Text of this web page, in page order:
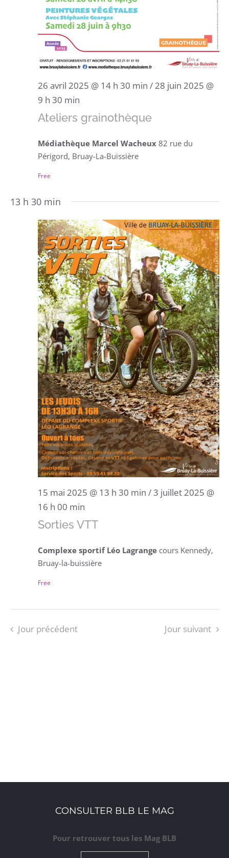
26 avril 2025 @ 14 h 30 min /28 juin 2025 @
9 h 30 min
Ateliers grainothèque
Médiathèque Marcel Wacheux 82 rue du
Périgord, Bruay-La-Buissière
Free
13 h 30 min
15 mai 2025 @ 13 h 30 min /3 juillet 2025 @
16 h 00 min
Sorties VTT
Complexe sportif Léo Lagrange cours Kennedy,
Bruay-la-buissière
Free
Jour précédent Jour suivant
CONSULTER BLB LE MAG
Pour retrouver tous les Mag BLB